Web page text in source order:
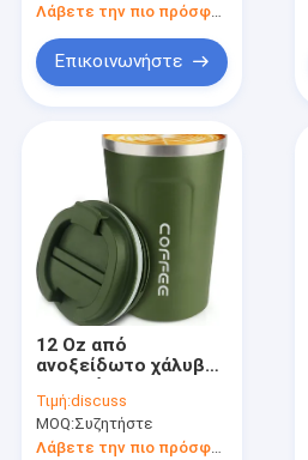
Λάβετε την πιο πρόσφατη τιμή
Επικοινωνήστε
12 Oz από
ανοξείδωτο χάλυβα
Tumbler Καφέ
ταξιδιωτική κούπα
Ασφάλεια διαρροής
Τιμή:discuss
MOQ:Συζητήστε
Λάβετε την πιο πρόσφατη τιμή